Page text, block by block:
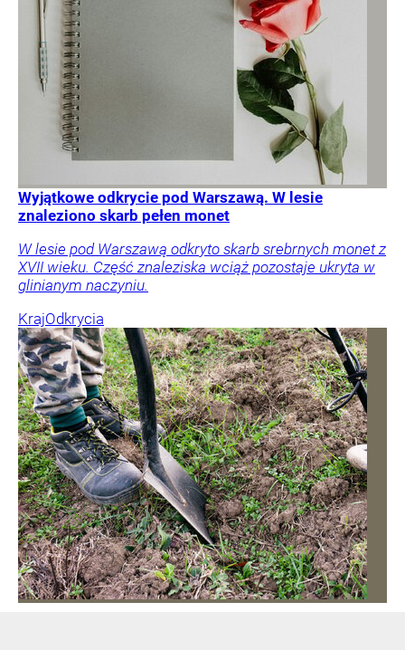
Wyjątkowe odkrycie pod Warszawą. W lesie
znaleziono skarb pełen monet
W lesie pod Warszawą odkryto skarb srebrnych monet z
XVII wieku. Część znaleziska wciąż pozostaje ukryta w
glinianym naczyniu.
KrajOdkrycia